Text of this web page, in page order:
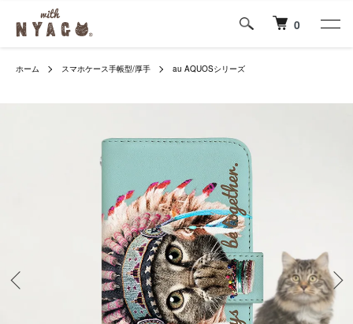
0
ホーム スマホケース手帳型/厚手 au AQUOSシリーズ